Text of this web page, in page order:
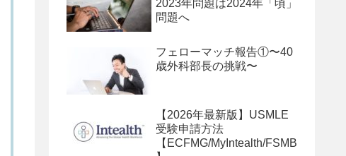
2023年問題は2024年「頃」
問題へ
フェローマッチ報告①〜40
歳外科部長の挑戦〜
【2026年最新版】USMLE
受験申請方法
【ECFMG/MyIntealth/FSMB